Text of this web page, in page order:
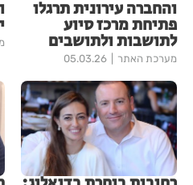
והחברה עירונית תרגלו
פתיחת מרכז סיוע
לתושבות ולתושבים
מערכת האתר 05.03.26